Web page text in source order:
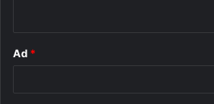
Ad *